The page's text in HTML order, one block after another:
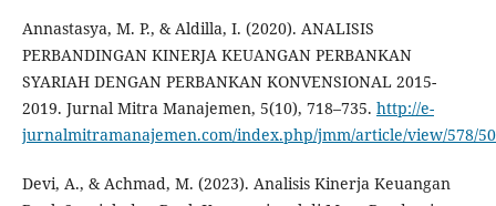
Annastasya, M. P., & Aldilla, I. (2020). ANALISIS
PERBANDINGAN KINERJA KEUANGAN PERBANKAN
SYARIAH DENGAN PERBANKAN KONVENSIONAL 2015-
2019. Jurnal Mitra Manajemen, 5(10), 718–735. http://e-
jurnalmitramanajemen.com/index.php/jmm/article/view/578/
Devi, A., & Achmad, M. (2023). Analisis Kinerja Keuangan